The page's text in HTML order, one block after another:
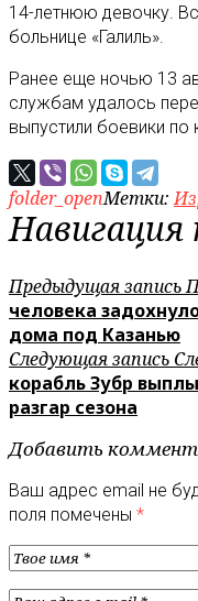
14-летнюю девочку.
больнице «Галиль».
Ранее еще ночью 13
службам удалось
выпустили боевики по
folder_openМетки:
Навигация
Предыдущая запись
человека
дома под Казанью
Следующая запись
корабль Зубр
разгар сезона
Добавить
Ваш адрес email не
поля помечены *